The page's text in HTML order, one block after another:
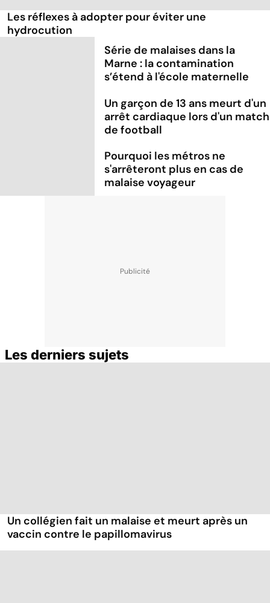
Les réflexes à adopter pour éviter une
hydrocution
Série de malaises dans la
Marne : la contamination
s’étend à l'école maternelle
Un garçon de 13 ans meurt d'un
arrêt cardiaque lors d'un match
de football
Pourquoi les métros ne
s'arrêteront plus en cas de
malaise voyageur
Les derniers sujets
Un collégien fait un malaise et meurt après un
vaccin contre le papillomavirus